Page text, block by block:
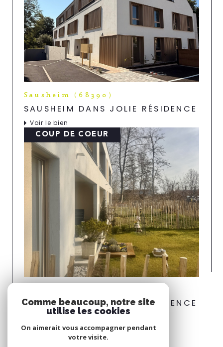
Sausheim (68390)
SAUSHEIM DANS JOLIE RÉSIDENCE
Voir le bien
COUP DE COEUR
SAUSHEIM DANS JOLIE RÉSIDENCE
Voir le bien
Comme beaucoup, notre site
utilise les cookies
On aimerait vous accompagner pendant
votre visite.